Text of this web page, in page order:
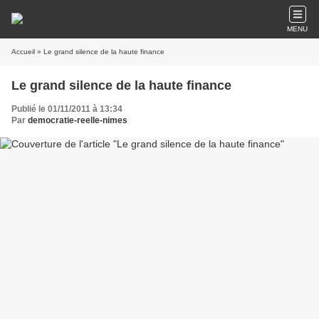
MENU
Accueil » Le grand silence de la haute finance
Le grand silence de la haute finance
Publié le 01/11/2011 à 13:34
Par democratie-reelle-nimes